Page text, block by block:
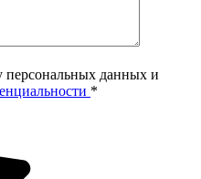
персональных данных и
*